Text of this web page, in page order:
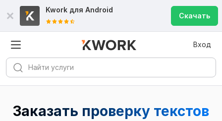
Kwork для Android
Скачать
Вход
Заказать проверку текстов